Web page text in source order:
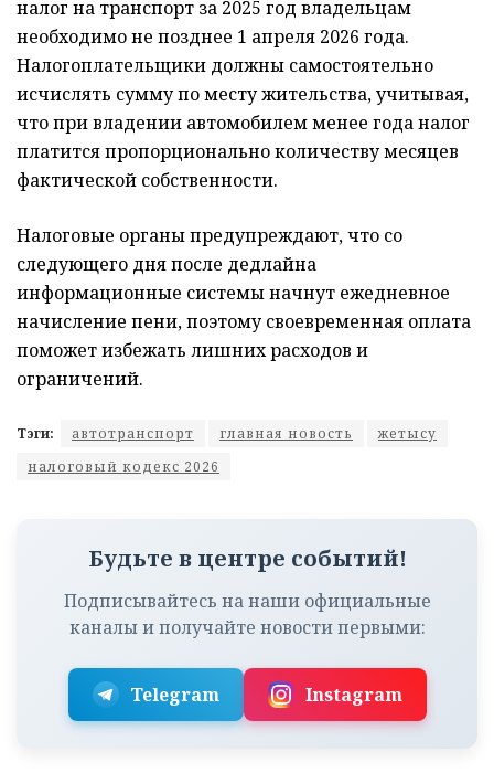
налог на транспорт за 2025 год владельцам
необходимо не позднее 1 апреля 2026 года.
Налогоплательщики должны самостоятельно
исчислять сумму по месту жительства, учитывая,
что при владении автомобилем менее года налог
платится пропорционально количеству месяцев
фактической собственности.
Налоговые органы предупреждают, что со
следующего дня после дедлайна
информационные системы начнут ежедневное
начисление пени, поэтому своевременная оплата
поможет избежать лишних расходов и
ограничений.
Тэги: автотранспорт главная новость
жетысу
налоговый кодекс 2026
Будьте в центре событий!
Подписывайтесь на наши официальные
каналы и получайте новости первыми:
Telegram Instagram